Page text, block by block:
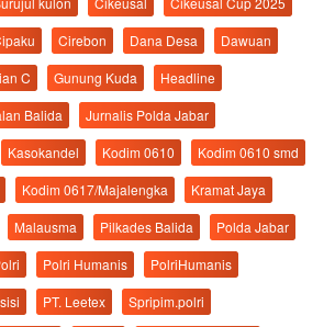
Cirebon Dana Desa
Dawuan
C Gunung Kuda
Headline
Balida
Jurnalis Polda Jabar
Kasokandel Kodim 0610
Kodim 0610 smd
Kodim 0617/Majalengka
Kramat Jaya
Malausma Pilkades Balida
Polda Jabar
Polri Humanis
PolriHumanis
PT. Leetex
Spripim.polri